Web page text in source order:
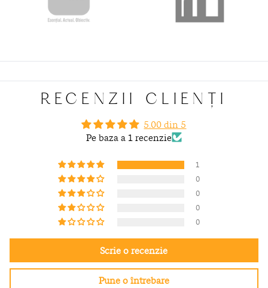
RECENZII CLIENȚI
5.00 din 5
Pe baza a 1 recenzie
1
0
0
0
0
Scrie o recenzie
Pune o întrebare